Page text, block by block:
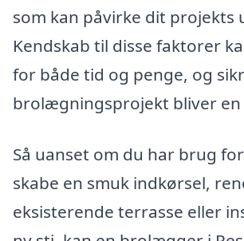
som kan påvirke dit projekts
Kendskab til disse faktorer
for både tid og penge, og
brolægningsprojekt bliver en
Så uanset om du har brug
skabe en smuk indkørsel,
eksisterende terrasse eller